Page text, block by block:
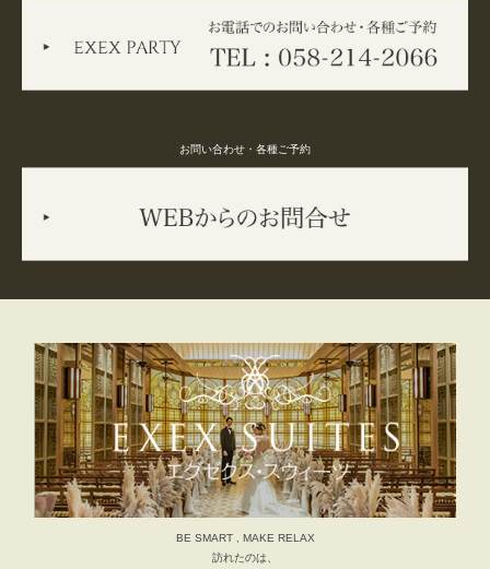
お問い合わせ・各種ご予約
BE SMART , MAKE RELAX
訪れたのは、